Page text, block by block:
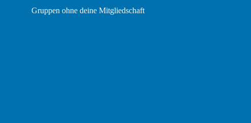
Gruppen ohne deine Mitgliedschaft